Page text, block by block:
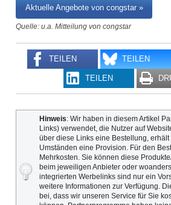
Aktuelle Angebote von congstar »
Quelle: u.a. Mitteilung von congstar
TEILEN TEILEN
TEILEN
Hinweis: Wir haben in diesem Artikel
Links) verwendet, die Nutzer auf
über diese Links eine Bestellung,
Umständen eine Provision. Für den
Mehrkosten. Sie können diese
beim jeweiligen Anbieter oder
integrierten Werbelinks sind nur ein
weitere Informationen zur Verfügung.
bei, dass wir unseren Service für Sie